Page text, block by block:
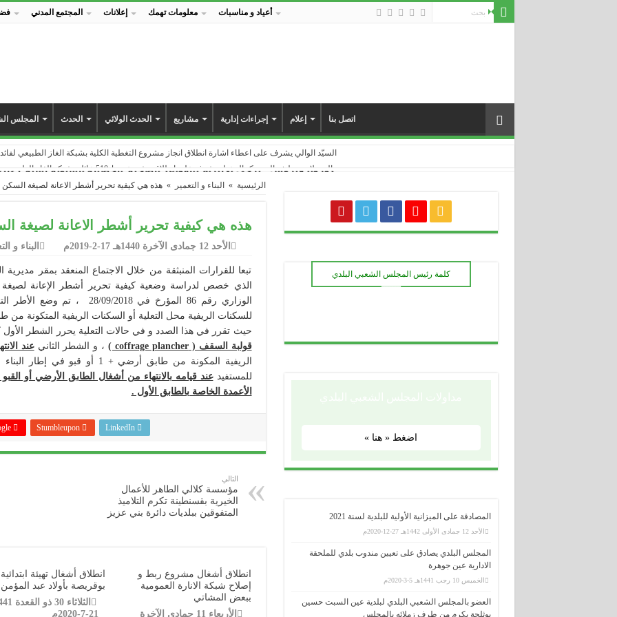
المجتمع المدني إعلانات معلومات تهمك أعياد و مناسبات
المجلس الحدث الحدث الولائي مشاريع إجراءات إدارية إعلام اتصل بنا
السيّد الوالي يشرف على اعطاء اشارة انطلاق انجاز مشروع التغطية الكلية بشبكة الغاز الطبيعي لفائدة 1700مسكن بالمناطق المتبقية بنسبة
والي ولاية سطيف السيد كمال عبلة يشرف على انطلاق مشروع ربط 510 عائلة بشبكة الغاز الطبيعي بمنطقة عين جوهرة
انطلاق أشغال مشروع ربط مشاتي منطقة عين جوهرة بشبكة الغاز الطبيعي…
زيارة للمتحف البلدي ضمن فعاليات إحياء اليوم الوطني للبلدية
مطعم مدرسي جديد بابتدائية عمار زعيو بولبان يدخل حيز الاستغلال
بلدية عين السبت | حملة تعقيم و تحسيس للوقاية من انتشار جائحة كورونا_كوفيد 19
خرجة ميدانية للوقوف على أشغال مشروع التهيئة الحضرية لحي 42 مسكن، السكنات التطورية و تجزئة 47
مراسم افتتاح الموسم الدراسي الجديد 2020-2021 من متوسطة دريسي عمار عين السبت
كورونا فيروس : يرجى الالتزام بالقواعد الصحيةالحصيلة السنوية لسنة 2021 Bilan des projets
الرئيسية » البناء و التعمير » هذه هي كيفية تحرير أشطر الاعانة لصيغة السكن
هذه هي كيفية تحرير أشطر الاعانة لصيغة
الأحد 12 جمادى الآخرة 1440هـ 17-2-2019م البناء و
تبعا للقرارات المنبثقة من خلال الاجتماع المنعقد بمقر
الذي خصص لدراسة وضعية كيفية تحرير أشطر الإعانة
الوزاري رقم 86 المؤرخ في 28/
حيث تقرر في هذا الصدد و في حالات التعلية يحرر الشطر
قولبة السقف (coffrage plancher ) ، و الشطر الثانيعند
الريفية المكونة من طابق أرضي +
للمستفيدعند قيامه بالانتهاء من أشغال الطابق الأرضي أو القبو
الأعمدة الخاصة بالطابق الأول .
+ Stumbleupon LinkedIn
التالي
مؤسسة كلالي الطاهر للأعمال
الخيرية بقسنطينة تكرم التلاميذ
المتفوقين ببلديات دائرة بني عزيز
انطلاق أشغال تهيئة
بوقريصة بأولاد عبد المؤمن
21-7-2020م
انطلاق أشغال مشروع ربط و
إصلاح شبكة الانارة العمومية
ببعض المشاتي
الأربعاء 11 جمادى الآخرة
كلمة رئيس المجلس الشعبي البلدي
ـــــــ
اضغط « هنا »
المصادقة على الميزانية الأولية للبلدية لسنة 2021
الأحد 12 جمادى الأولى 1442هـ 27-12-2020م
المجلس البلدي يصادق على تعيين مندوب بلدي للملحقة
الادارية عين جوهرة
الخميس 10 رجب 1441هـ 5-3-2020م
العضو بالمجلس الشعبي البلدي لبلدية عين السبت حسين
بوثلجة يكرم من طرف زملائه بالمجلس